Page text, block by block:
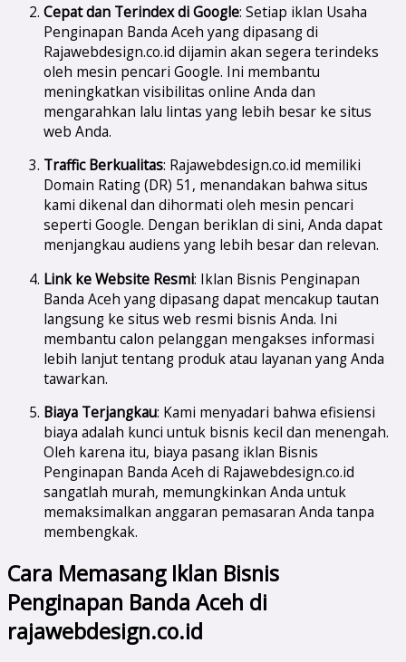
Cepat dan Terindex di Google: Setiap iklan Usaha
Penginapan Banda Aceh yang dipasang di
Rajawebdesign.co.id dijamin akan segera terindeks
oleh mesin pencari Google. Ini membantu
meningkatkan visibilitas online Anda dan
mengarahkan lalu lintas yang lebih besar ke situs
web Anda.
Traffic Berkualitas: Rajawebdesign.co.id memiliki
Domain Rating (DR) 51, menandakan bahwa situs
kami dikenal dan dihormati oleh mesin pencari
seperti Google. Dengan beriklan di sini, Anda dapat
menjangkau audiens yang lebih besar dan relevan.
Link ke Website Resmi: Iklan Bisnis Penginapan
Banda Aceh yang dipasang dapat mencakup tautan
langsung ke situs web resmi bisnis Anda. Ini
membantu calon pelanggan mengakses informasi
lebih lanjut tentang produk atau layanan yang Anda
tawarkan.
Biaya Terjangkau: Kami menyadari bahwa efisiensi
biaya adalah kunci untuk bisnis kecil dan menengah.
Oleh karena itu, biaya pasang iklan Bisnis
Penginapan Banda Aceh di Rajawebdesign.co.id
sangatlah murah, memungkinkan Anda untuk
memaksimalkan anggaran pemasaran Anda tanpa
membengkak.
Cara Memasang Iklan Bisnis
Penginapan Banda Aceh di
rajawebdesign.co.id